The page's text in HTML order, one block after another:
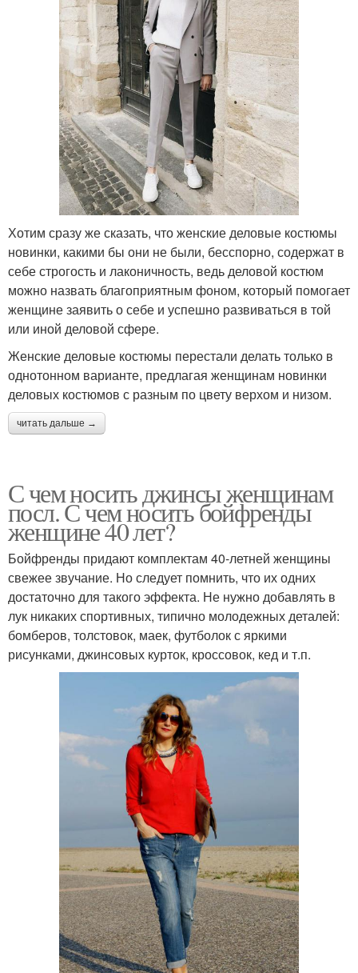
Хотим сразу же сказать, что женские деловые костюмы
новинки, какими бы они не были, бесспорно, содержат в
себе строгость и лаконичность, ведь деловой костюм
можно назвать благоприятным фоном, который помогает
женщине заявить о себе и успешно развиваться в той
или иной деловой сфере.
Женские деловые костюмы перестали делать только в
однотонном варианте, предлагая женщинам новинки
деловых костюмов с разным по цвету верхом и низом.
читать дальше →
С чем носить джинсы женщинам
посл. С чем носить бойфренды
женщине 40 лет?
Бойфренды придают комплектам 40-летней женщины
свежее звучание. Но следует помнить, что их одних
достаточно для такого эффекта. Не нужно добавлять в
лук никаких спортивных, типично молодежных деталей:
бомберов, толстовок, маек, футболок с яркими
рисунками, джинсовых курток, кроссовок, кед и т.п.